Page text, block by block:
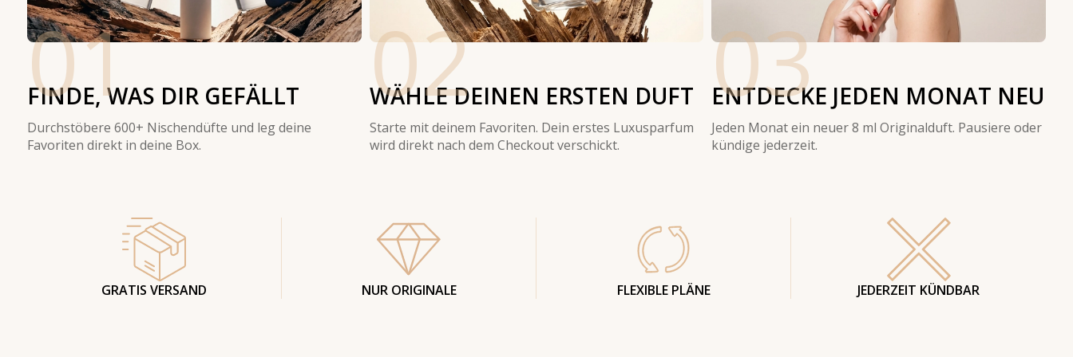
01
FINDE, WAS DIR GEFÄLLT
Durchstöbere 600+ Nischendüfte und leg deine
Favoriten direkt in deine Box.
02
WÄHLE DEINEN ERSTEN DUFT
Starte mit deinem Favoriten. Dein erstes Luxusparfum
wird direkt nach dem Checkout verschickt.
03
ENTDECKE JEDEN MONAT NEU
Jeden Monat ein neuer 8 ml Originalduft. Pausiere oder
kündige jederzeit.
GRATIS VERSAND NUR ORIGINALE FLEXIBLE PLÄNE JEDERZEIT KÜNDBAR